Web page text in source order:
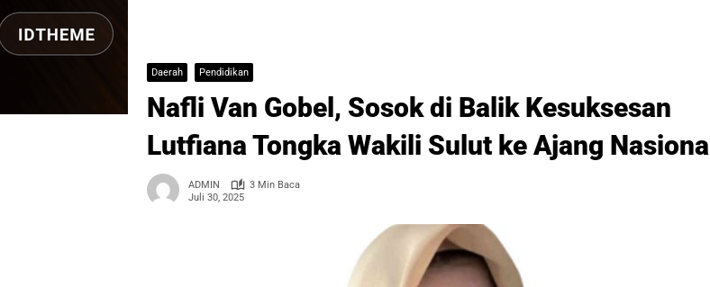
Daerah Pendidikan
Nafli Van Gobel, Sosok di Balik Kesuksesan
Lutfiana Tongka Wakili Sulut ke Ajang Nasional
ADMIN
3 Min Baca
Juli 30, 2025